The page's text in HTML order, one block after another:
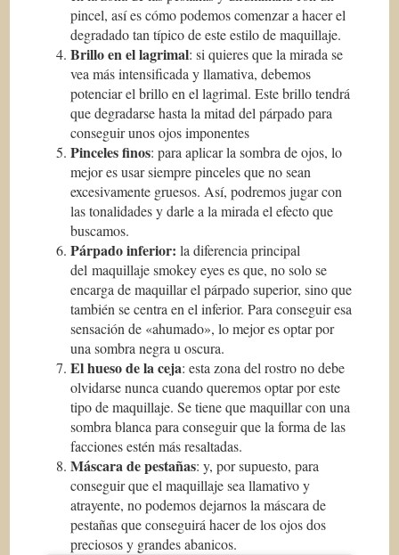
pincel, así es cómo podemos comenzar a hacer el
degradado tan típico de este estilo de maquillaje.
Brillo en el lagrimal: si quieres que la mirada se
vea más intensificada y llamativa, debemos
potenciar el brillo en el lagrimal. Este brillo tendrá
que degradarse hasta la mitad del párpado para
conseguir unos ojos imponentes
Pinceles finos: para aplicar la sombra de ojos, lo
mejor es usar siempre pinceles que no sean
excesivamente gruesos. Así, podremos jugar con
las tonalidades y darle a la mirada el efecto que
buscamos.
Párpado inferior: la diferencia principal
del maquillaje smokey eyes es que, no solo se
encarga de maquillar el párpado superior, sino que
también se centra en el inferior. Para conseguir esa
sensación de «ahumado», lo mejor es optar por
una sombra negra u oscura.
El hueso de la ceja: esta zona del rostro no debe
olvidarse nunca cuando queremos optar por este
tipo de maquillaje. Se tiene que maquillar con una
sombra blanca para conseguir que la forma de las
facciones estén más resaltadas.
Máscara de pestañas: y, por supuesto, para
conseguir que el maquillaje sea llamativo y
atrayente, no podemos dejarnos la máscara de
pestañas que conseguirá hacer de los ojos dos
preciosos y grandes abanicos.